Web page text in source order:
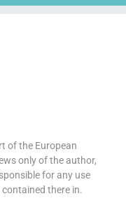
of the European
only of the author,
for any use
there in.